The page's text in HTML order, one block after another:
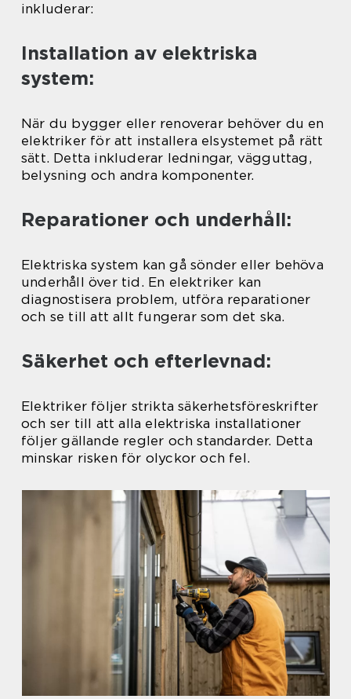
inkluderar:
Installation av elektriska
system:
När du bygger eller renoverar behöver du en
elektriker för att installera elsystemet på rätt
sätt. Detta inkluderar ledningar, vägguttag,
belysning och andra komponenter.
Reparationer och underhåll:
Elektriska system kan gå sönder eller behöva
underhåll över tid. En elektriker kan
diagnostisera problem, utföra reparationer
och se till att allt fungerar som det ska.
Säkerhet och efterlevnad:
Elektriker följer strikta säkerhetsföreskrifter
och ser till att alla elektriska installationer
följer gällande regler och standarder. Detta
minskar risken för olyckor och fel.